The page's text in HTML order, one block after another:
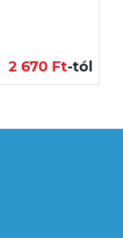
2 670 Ft-tól